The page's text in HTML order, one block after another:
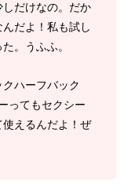
だけなの。だか
だよ！私も試し
。うふふ。
ハーフバック
ってもセクシー
えるんだよ！ぜ